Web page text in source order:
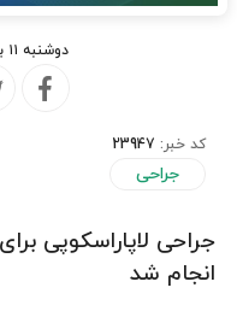
دوشنبه ۱۱ بهمن ۱۳۸۹ - ۱۴:۴۳
کد خبر: 23947
جراحی
جراحی لاپاراسکوپی
انجام شد